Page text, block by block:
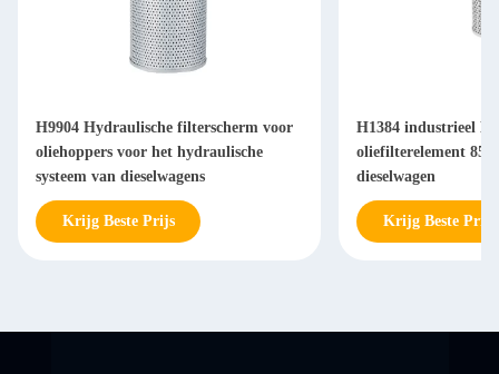
H9904 Hydraulische filterscherm voor
oliehoppers voor het hydraulische
systeem van dieselwagens
Krijg Beste Prijs
H1384 industrieel
oliefilterelement 85
dieselwagen
Krijg Beste Prijs